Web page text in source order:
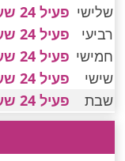
שלישי פעיל 24 שעות
רביעי
פעיל 24 שעות
חמישי פעיל 24 שעות
שישי
פעיל 24 שעות
שבת
פעיל 24 שעות